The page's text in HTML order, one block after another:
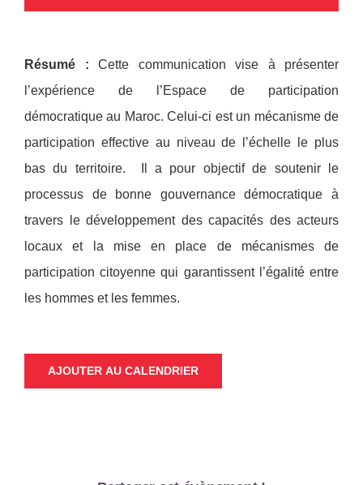
Résumé : Cette communication vise à présenter
l’expérience de l’Espace de participation
démocratique au Maroc. Celui-ci est un mécanisme de
participation effective au niveau de l’échelle le plus
bas du territoire. Il a pour objectif de soutenir le
processus de bonne gouvernance démocratique à
travers le développement des capacités des acteurs
locaux et la mise en place de mécanismes de
participation citoyenne qui garantissent l’égalité entre
les hommes et les femmes.
AJOUTER AU CALENDRIER